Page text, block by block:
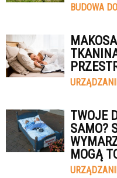
BUDOWA
TWOJE
SAMO?
MOGĄ